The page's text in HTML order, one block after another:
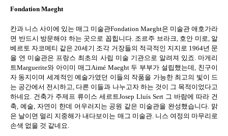
Fondation Maeght
칸과 니스 사이에 있는 매그 미술관Fondation Maeght은 미술관 애호가라
면 반드시 방문해야 하는 곳으로 꼽힙니다. 조르주 브라크, 호안 미로, 알
베르토 자코메티 같은20세기 조각 거장들의 적극적인 지지로 1964년 문
을 연 미술관은 프랑스 최초의 사립 미술 기관으로 알려져 있죠. 마게리
트Marguerite와 아이미 매그Aimé Maeght 두 부부가 설립했는데, 친구이
자 동지이며 세계적인 예술가였던 이들의 작품을 가능한 최고의 빛이 드
는 공간에서 전시하고, 다른 이들과 나누고자 하는 것이 그 목적이었다고
하네요. 건축가 주제프 류이스 세르트Josep Lluís Sert 그 바람에 따라 건
축, 예술, 자연이 한데 어우러지는 공원 같은 미술관을 완성했습니다. 맑
은 날이면 멀리 지중해가 내다보이는 매그 미술관. 니스 여정의 마무리로
손색 없을 것 같네요.